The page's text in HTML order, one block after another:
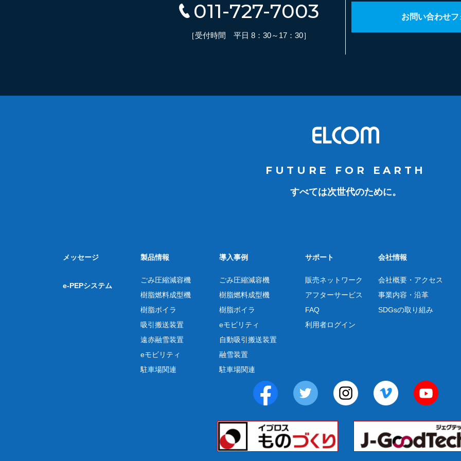
011-727-7003
［受付時間 平日 8：30～17：30］
お問い合わせフ
FUTURE FOR EARTH
すべては次世代のために。
メッセージ
e-PEPシステム
製品情報
ごみ圧縮減容機
樹脂燃料成型機
樹脂ボイラ
吸引搬送装置
遠赤融雪装置
eモビリティ
駐車場関連
導入事例
ごみ圧縮減容機
樹脂燃料成型機
樹脂ボイラ
eモビリティ
自動吸引搬送装置
融雪装置
駐車場関連
サポート
販売ネットワーク
アフターサービス
FAQ
利用者ログイン
会社情報
会社概要・アクセス
事業内容・沿革
SDGsの取り組み